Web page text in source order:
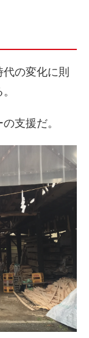
の変化に則
支援だ。